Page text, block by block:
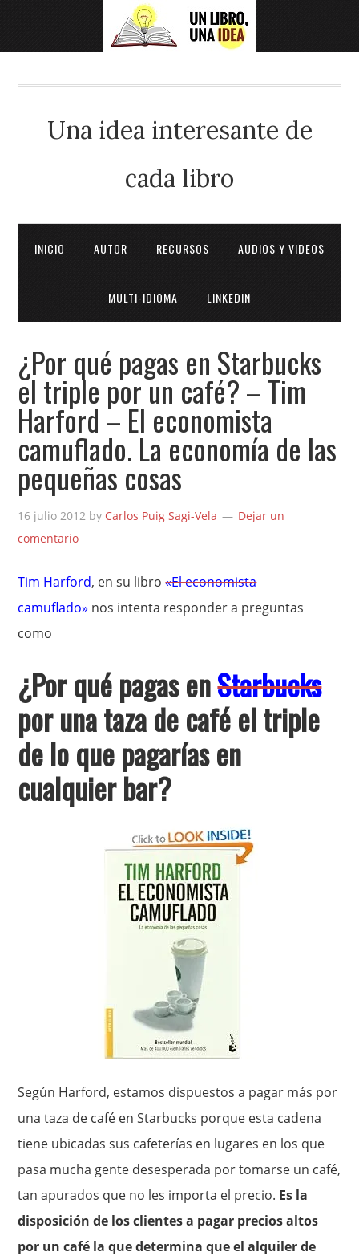
Una idea interesante de
cada libro
INICIO AUTOR RECURSOS AUDIOS Y VIDEOS
MULTI-IDIOMA LINKEDIN
¿Por qué pagas en Starbucks
el triple por un café? – Tim
Harford – El economista
camuflado. La economía de las
pequeñas cosas
16 julio 2012 by Carlos Puig Sagi-Vela
Dejar un
comentario
Tim Harford, en su libro«El economista
camuflado»nos intenta responder a preguntas
como
¿Por qué pagas enStarbucks
por una taza de café el triple
de lo que pagarías en
cualquier bar?
Según Harford, estamos dispuestos a pagar más por
una taza de café en Starbucks porque esta cadena
tiene ubicadas sus cafeterías en lugares en los que
pasa mucha gente desesperada por tomarse un café,
tan apurados que no les importa el precio. Es la
disposición de los clientes a pagar precios altos
por un café la que determina que el alquiler de